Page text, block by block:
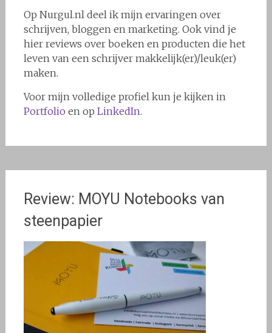
Op Nurgul.nl deel ik mijn ervaringen over
schrijven, bloggen en marketing. Ook vind je
hier reviews over boeken en producten die het
leven van een schrijver makkelijk(er)/leuk(er)
maken.
Voor mijn volledige profiel kun je kijken in
Portfolio en op LinkedIn.
Review: MOYU Notebooks van
steenpapier